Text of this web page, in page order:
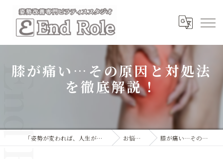
膝が痛い…その原因と対処法
を徹底解説！
「姿勢が変われば、人生が変わる」本格マシンピラティススタジオ お悩み相談コラム 膝が痛い…その原因と対処法を徹底解説！